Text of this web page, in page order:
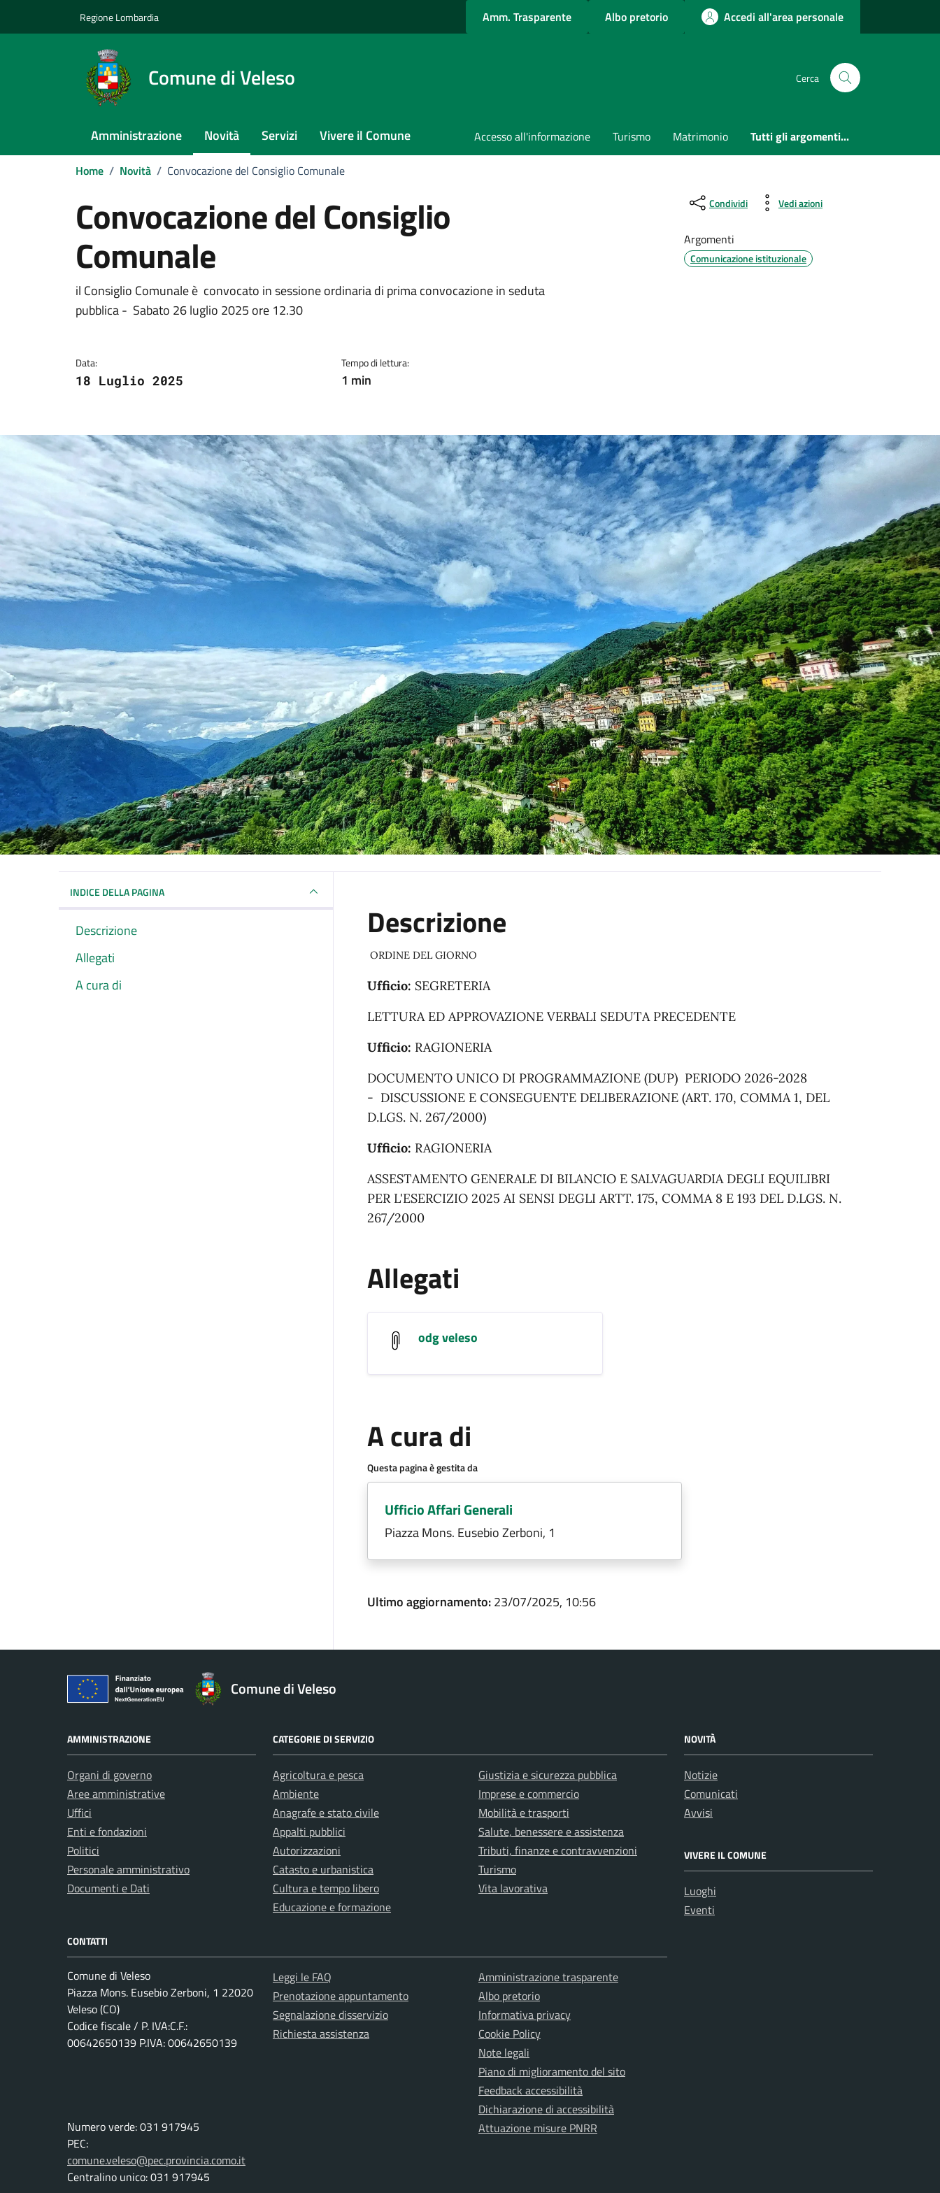
Regione Lombardia Amm. Trasparente Albo pretorio Accedi all'area personale
Comune di Veleso Cerca
Amministrazione Novità Servizi Vivere il Comune Accesso all'informazione Turismo Matrimonio Tutti gli argomenti...
Home / Novità / Convocazione del Consiglio Comunale
Convocazione del Consiglio
Comunale
Dettagli della notizia
il Consiglio Comunale è convocato in sessione ordinaria di prima convocazione in seduta
pubblica - Sabato 26 luglio 2025 ore 12.30
Data:
18 Luglio 2025
Tempo di lettura:
1 min
Condividi Vedi azioni
Argomenti
Comunicazione istituzionale
INDICE DELLA PAGINA
Descrizione
Allegati
A cura di
Descrizione
ORDINE DEL GIORNO
Ufficio: SEGRETERIA
LETTURA ED APPROVAZIONE VERBALI SEDUTA PRECEDENTE
Ufficio: RAGIONERIA
DOCUMENTO UNICO DI PROGRAMMAZIONE (DUP) PERIODO 2026-2028
- DISCUSSIONE E CONSEGUENTE DELIBERAZIONE (ART. 170, COMMA 1, DEL
D.LGS. N. 267/2000)
Ufficio: RAGIONERIA
ASSESTAMENTO GENERALE DI BILANCIO E SALVAGUARDIA DEGLI EQUILIBRI
PER L'ESERCIZIO 2025 AI SENSI DEGLI ARTT. 175, COMMA 8 E 193 DEL D.LGS. N.
267/2000
Allegati
odg veleso
A cura di
Questa pagina è gestita da
Ufficio Affari Generali
Piazza Mons. Eusebio Zerboni, 1
Ultimo aggiornamento:23/07/2025, 10:56
Comune di Veleso
AMMINISTRAZIONE
Organi di governo
Aree amministrative
Uffici
Enti e fondazioni
Politici
Personale amministrativo
Documenti e Dati
CATEGORIE DI SERVIZIO
Agricoltura e pesca
Ambiente
Anagrafe e stato civile
Appalti pubblici
Autorizzazioni
Catasto e urbanistica
Cultura e tempo libero
Educazione e formazione
Giustizia e sicurezza pubblica
Imprese e commercio
Mobilità e trasporti
Salute, benessere e assistenza
Tributi, finanze e contravvenzioni
Turismo
Vita lavorativa
NOVITÀ
Notizie
Comunicati
Avvisi
VIVERE IL COMUNE
Luoghi
Eventi
CONTATTI
Comune di Veleso
Piazza Mons. Eusebio Zerboni, 1 22020
Veleso (CO)
Codice fiscale / P. IVA:C.F.:
00642650139 P.IVA: 00642650139
Numero verde: 031 917945
PEC:
comune.veleso@pec.provincia.como.it
Centralino unico: 031 917945
Leggi le FAQ
Prenotazione appuntamento
Segnalazione disservizio
Richiesta assistenza
Amministrazione trasparente
Albo pretorio
Informativa privacy
Cookie Policy
Note legali
Piano di miglioramento del sito
Feedback accessibilità
Dichiarazione di accessibilità
Attuazione misure PNRR